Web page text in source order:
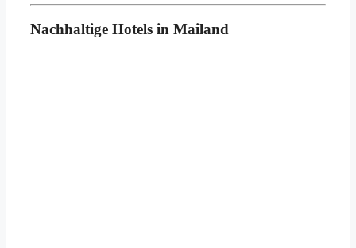
Nachhaltige Hotels in Mailand